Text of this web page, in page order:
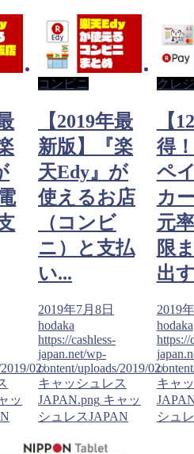
02/
ッ
コンビニ
【2019年最
新版】『楽
天Edy』が
使えるお店
（コンビ
ニ）と支払
い...
2019年7月8日
hodaka
https://cashless-
japan.net/wp-
content/uploads/2019/02/
キャッシュレス
JAPAN.png キャッ
シュレスJAPAN
クレ
【
得
ペ
カ
元
限
出
2019
hodaka
https://
キャ
シュ